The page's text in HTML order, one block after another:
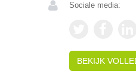
Sociale media:
BEKIJK